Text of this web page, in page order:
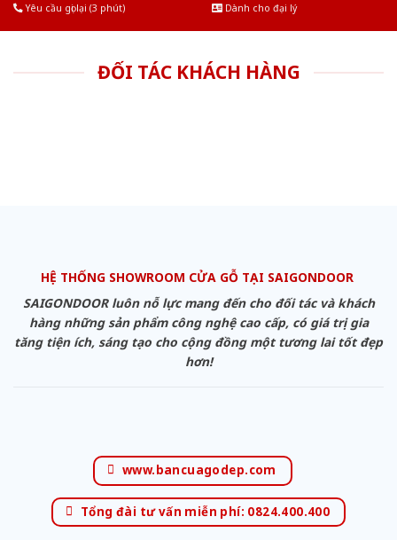
Yêu cầu gọi lại (3 phút)
Dành cho đại lý
ĐỐI TÁC KHÁCH HÀNG
HỆ THỐNG SHOWROOM CỬA GỖ TẠI SAIGONDOOR
SAIGONDOOR luôn nỗ lực mang đến cho đối tác và khách
hàng những sản phẩm công nghệ cao cấp, có giá trị gia
tăng tiện ích, sáng tạo cho cộng đồng một tương lai tốt đẹp
hơn!
www.bancuagodep.com
Tổng đài tư vấn miễn phí: 0824.400.400